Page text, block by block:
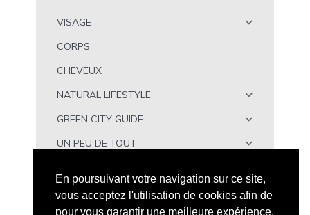
VISAGE
CORPS
CHEVEUX
NATURAL LIFESTYLE
GREEN CITY GUIDE
UN PEU DE TOUT
En poursuivant votre navigation sur ce site,
vous acceptez l'utilisation de cookies afin de
pour vous garantir une meilleure expérience.